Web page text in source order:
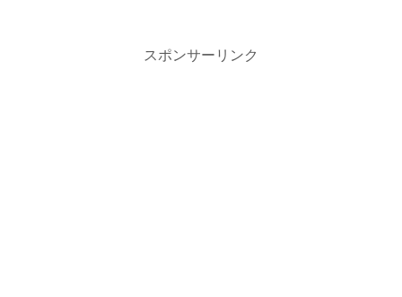
スポンサーリンク